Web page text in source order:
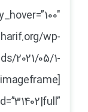
wp-
2021/05/1-